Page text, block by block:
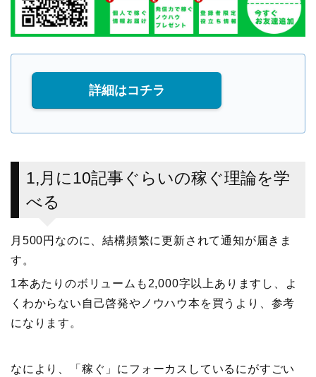
詳細はコチラ
1,月に10記事ぐらいの稼ぐ理論を学
べる
月500円なのに、結構頻繁に更新されて通知が届きま
す。
1本あたりのボリュームも2,000字以上ありますし、よ
くわからない自己啓発やノウハウ本を買うより、参考
になります。
なにより、「稼ぐ」にフォーカスしているにがすごい